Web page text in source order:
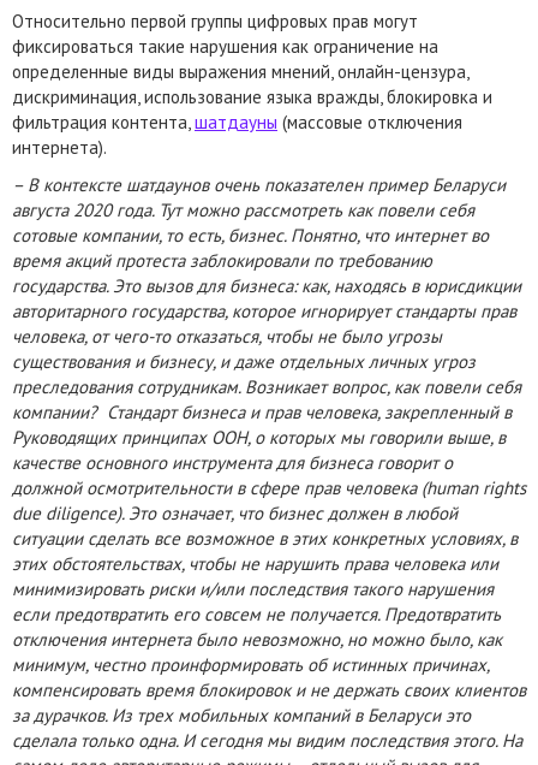
Относительно первой группы цифровых прав могут
фиксироваться такие нарушения как ограничение на
определенные виды выражения мнений, онлайн-цензура,
дискриминация, использование языка вражды, блокировка и
фильтрация контента,шатдауны (массовые отключения
интернета).
– В контексте шатдаунов очень показателен пример Беларуси
августа 2020 года. Тут можно рассмотреть как повели себя
сотовые компании, то есть, бизнес. Понятно, что интернет во
время акций протеста заблокировали по требованию
государства. Это вызов для бизнеса: как, находясь в юрисдикции
авторитарного государства, которое игнорирует стандарты прав
человека, от чего-то отказаться, чтобы не было угрозы
существования и бизнесу, и даже отдельных личных угроз
преследования сотрудникам. Возникает вопрос, как повели себя
компании? Стандарт бизнеса и прав человека, закрепленный в
Руководящих принципах ООН, о которых мы говорили выше, в
качестве основного инструмента для бизнеса говорит о
должной осмотрительности в сфере прав человека (human rights
due diligence). Это означает, что бизнес должен в любой
ситуации сделать все возможное в этих конкретных условиях, в
этих обстоятельствах, чтобы не нарушить права человека или
минимизировать риски и/или последствия такого нарушения
если предотвратить его совсем не получается. Предотвратить
отключения интернета было невозможно, но можно было, как
минимум, честно проинформировать об истинных причинах,
компенсировать время блокировок и не держать своих клиентов
за дурачков. Из трех мобильных компаний в Беларуси это
сделала только одна. И сегодня мы видим последствия этого. На